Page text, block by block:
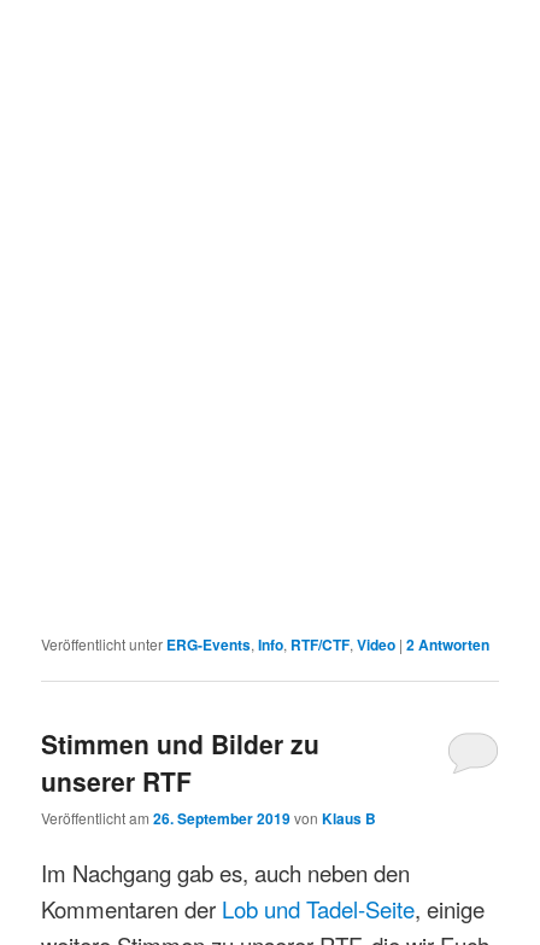
Veröffentlicht unter ERG-Events,Info, RTF/CTF,Video |2Antworten
Stimmen und Bilder zu
unserer RTF
Veröffentlicht am26. September 2019vonKlaus B
Im Nachgang gab es, auch neben den
Kommentaren der Lob und Tadel-Seite, einige